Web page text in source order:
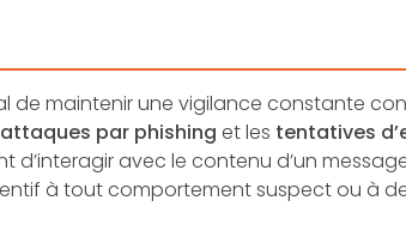
de maintenir une vigilance constante
attaques par phishing et les tentatives
avec le contenu d’un
à tout comportement suspect ou à